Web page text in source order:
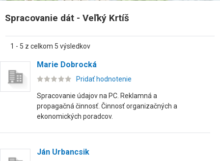
Spracovanie dát - Veľký Krtíš
1 - 5 z celkom 5 výsledkov
Marie Dobrocká
Pridať hodnotenie
Spracovanie údajov na PC. Reklamná a
propagačná činnosť. Činnosť organizačných a
ekonomických poradcov.
Ján Urbancsik